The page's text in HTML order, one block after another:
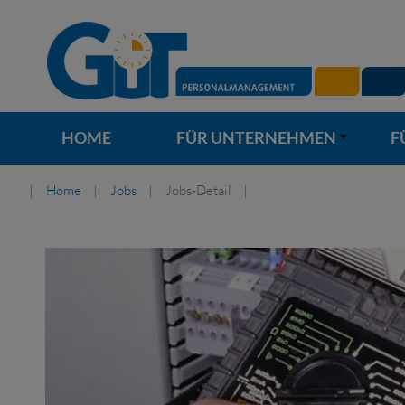
HOME FÜR UNTERNEHMEN
Home Jobs Jobs-Detail